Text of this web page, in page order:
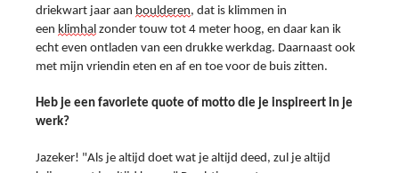
driekwart jaar aan boulderen, dat is klimmen in
een klimhal zonder touw tot 4 meter hoog, en daar kan ik
echt even ontladen van een drukke werkdag. Daarnaast ook
met mijn vriendin eten en af en toe voor de buis zitten.
Heb je een favoriete quote of motto die je inspireert in je
werk?
Jazeker! "Als je altijd doet wat je altijd deed, zul je altijd